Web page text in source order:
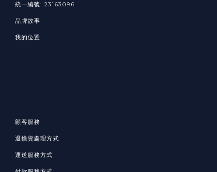
統一編號: 23163096
品牌故事
我的位置
顧客服務
退換貨處理方式
運送服務方式